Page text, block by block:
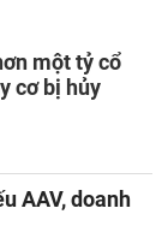
một tỷ cổ
cơ bị hủy
AAV, doanh